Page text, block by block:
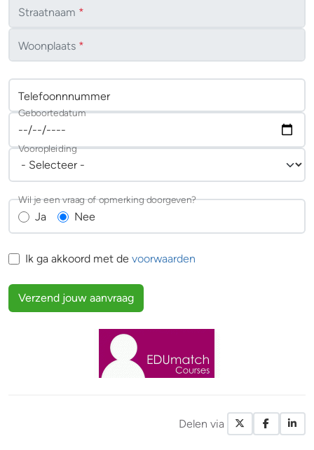
Straatnaam *
Woonplaats *
Telefoonnnummer
Geboortedatum
Vooropleiding
Ja Nee
Wil je een vraag of opmerking doorgeven?
Ik ga akkoord met de voorwaarden
Verzend jouw aanvraag
Delen via X /